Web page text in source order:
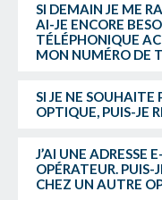
SI DEMAIN JE ME
AI-JE ENCORE
TÉLÉPHONIQUE
MON NUMÉRO DE
SI JE NE SOUHAITE
OPTIQUE, PUIS-JE
J’AI UNE ADRESSE
OPÉRATEUR. PUIS-
CHEZ UN AUTRE